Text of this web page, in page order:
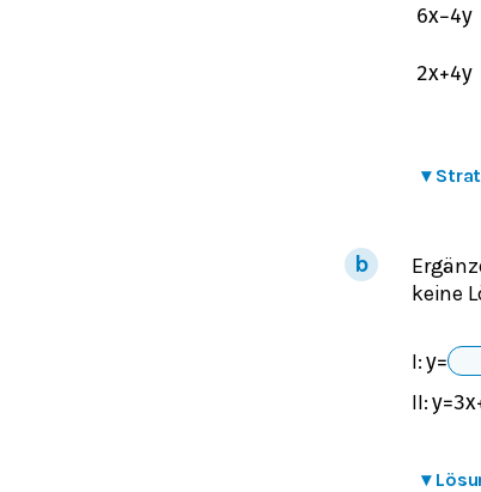
6x−4y
2x+4y
▾
keine
I:y=
II:y=3x
▾